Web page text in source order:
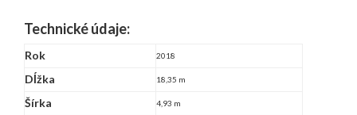
Technické údaje:
Rok 2018
Dĺžka 18,35 m
Šírka 4,93 m